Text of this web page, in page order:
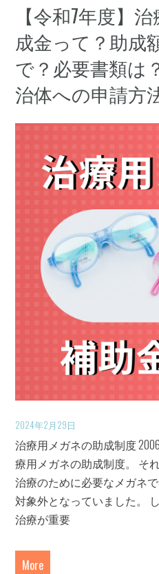
【令和7年度】
成金って？助成
で？必要書類は
治体への申請方
2024年2月29日
治療用メガネの助成制度
療用メガネの助成制度。 そ
治療のために必要なメガネ
対象外となっていました。
治療が重要
More